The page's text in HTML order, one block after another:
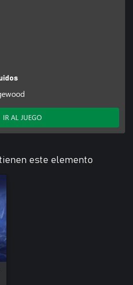
IR AL JUEGO
este elemento